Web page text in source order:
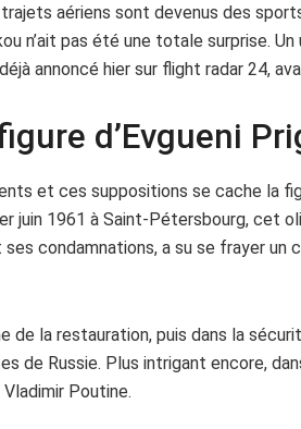
trajets aériens sont devenus des
n’ait pas été une totale surprise.
annoncé hier sur flight radar 24,
d’Evgueni
et ces suppositions se cache la
juin 1961 à Saint-Pétersbourg, cet
condamnations, a su se frayer un
de la restauration, puis dans la
de Russie. Plus intrigant encore,
Poutine.